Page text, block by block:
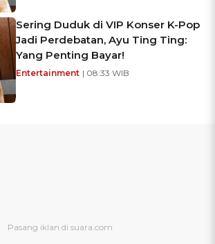
Sering Duduk di VIP Konser K-Pop
Jadi Perdebatan, Ayu Ting Ting:
Yang Penting Bayar!
Entertainment | 08:33 WIB